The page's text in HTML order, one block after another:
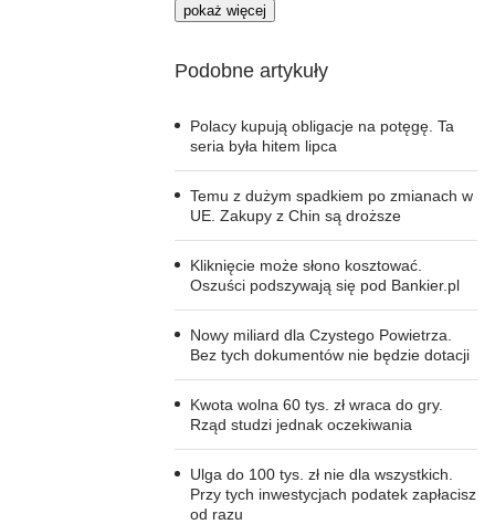
pokaż więcej
Podobne artykuły
Polacy kupują obligacje na potęgę. Ta
seria była hitem lipca
Temu z dużym spadkiem po zmianach w
UE. Zakupy z Chin są droższe
Kliknięcie może słono kosztować.
Oszuści podszywają się pod Bankier.pl
Nowy miliard dla Czystego Powietrza.
Bez tych dokumentów nie będzie dotacji
Kwota wolna 60 tys. zł wraca do gry.
Rząd studzi jednak oczekiwania
Ulga do 100 tys. zł nie dla wszystkich.
Przy tych inwestycjach podatek zapłacisz
od razu